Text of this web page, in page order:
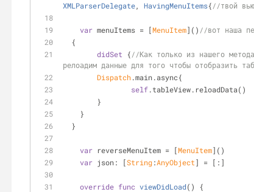
XMLParserDelegate, HavingMenuItems{//твой
var menuItems = [MenuItem]() //вот наша
  {
didSet {//Как только из нашего
релоадим данные для того чтобы отобразить
Dispatch.main.async{
self.tableView.reloadData()
        }
    }
  }
var reverseMenuItem = [MenuItem]()
var json: [String:AnyObject] = [:]
override func viewDidLoad()
{